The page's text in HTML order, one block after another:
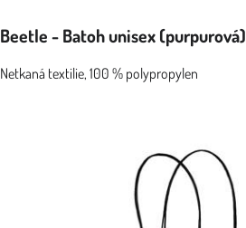
Beetle - Batoh unisex (purpurová)
Netkaná textilie, 100 % polypropylen